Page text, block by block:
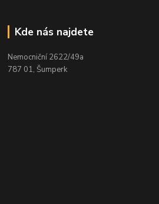
Kde nás najdete
Nemocniční 2622/49a
787 01, Šumperk